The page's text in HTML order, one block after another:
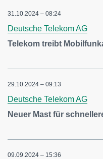
31.10.2024 – 08:24
Deutsche Telekom AG
Telekom treibt
29.10.2024 – 09:13
Deutsche Telekom AG
Neuer Mast für
09.09.2024 – 15:36